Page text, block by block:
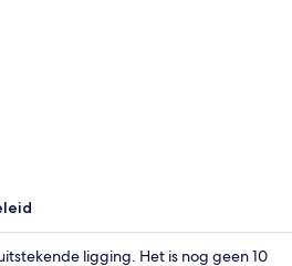
ligging. Het is nog geen 10